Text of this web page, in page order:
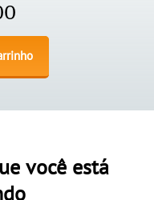
você está